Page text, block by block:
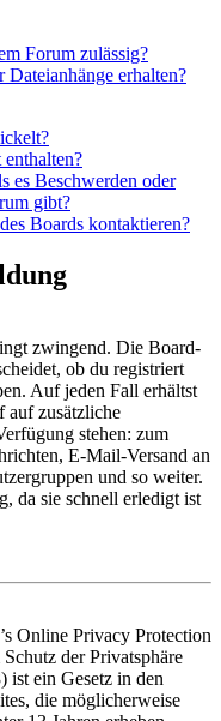
Forum zulässig?
erhalten?
es Beschwerden oder
gibt?
Boards kontaktieren?
zwingend. Die Board-
ob du registriert
Auf jeden Fall erhältst
auf zusätzliche
stehen: zum
E-Mail-Versand an
und so weiter.
da sie schnell erledigt ist
Online Privacy Protection
der Privatsphäre
ist ein Gesetz in den
die möglicherweise